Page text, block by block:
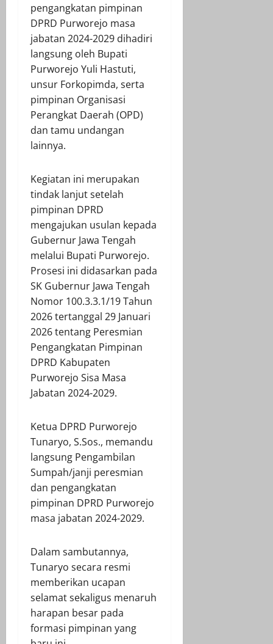
pengangkatan pimpinan
DPRD Purworejo masa
jabatan 2024-2029 dihadiri
langsung oleh Bupati
Purworejo Yuli Hastuti,
unsur Forkopimda, serta
pimpinan Organisasi
Perangkat Daerah (OPD)
dan tamu undangan
lainnya.
Kegiatan ini merupakan
tindak lanjut setelah
pimpinan DPRD
mengajukan usulan kepada
Gubernur Jawa Tengah
melalui Bupati Purworejo.
Prosesi ini didasarkan pada
SK Gubernur Jawa Tengah
Nomor 100.3.3.1/19 Tahun
2026 tertanggal 29 Januari
2026 tentang Peresmian
Pengangkatan Pimpinan
DPRD Kabupaten
Purworejo Sisa Masa
Jabatan 2024-2029.
Ketua DPRD Purworejo
Tunaryo, S.Sos., memandu
langsung Pengambilan
Sumpah/janji peresmian
dan pengangkatan
pimpinan DPRD Purworejo
masa jabatan 2024-2029.
Dalam sambutannya,
Tunaryo secara resmi
memberikan ucapan
selamat sekaligus menaruh
harapan besar pada
formasi pimpinan yang